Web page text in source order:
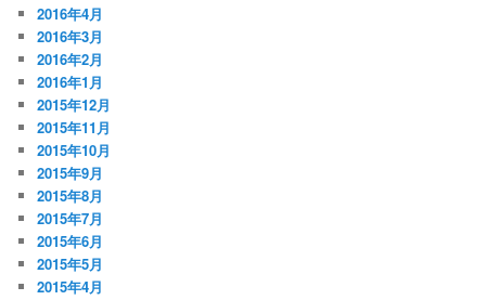
2016年4月
2016年3月
2016年2月
2016年1月
2015年12月
2015年11月
2015年10月
2015年9月
2015年8月
2015年7月
2015年6月
2015年5月
2015年4月